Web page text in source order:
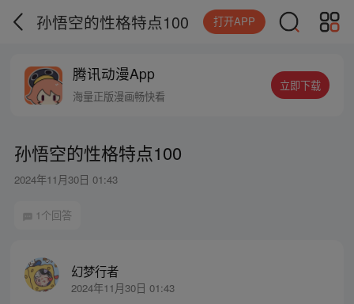
孙悟空的性格特点100 打开APP
腾讯动漫App
海量正版漫画畅快看
立即下载
孙悟空的性格特点100
2024年11月30日 01:43
1个回答
幻梦行者
2024年11月30日 01:43